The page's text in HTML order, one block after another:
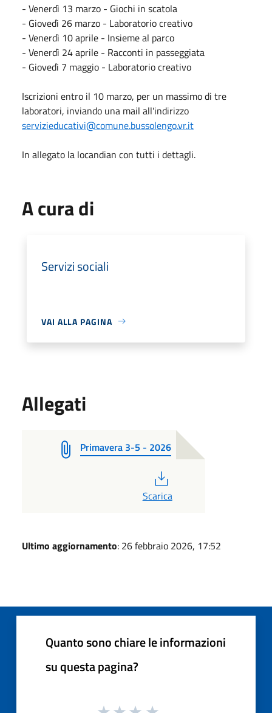
- Venerdì 13 marzo - Giochi in scatola
- Giovedì 26 marzo - Laboratorio creativo
- Venerdì 10 aprile - Insieme al parco
- Venerdì 24 aprile - Racconti in passeggiata
- Giovedì 7 maggio - Laboratorio creativo
Iscrizioni entro il 10 marzo, per un massimo di tre
laboratori, inviando una mail all'indirizzo
servizieducativi@comune.bussolengo.vr.it
In allegato la locandian con tutti i dettagli.
A cura di
Servizi sociali
VAI ALLA PAGINA
Allegati
Primavera 3-5 - 2026
Scarica
Ultimo aggiornamento: 26 febbraio 2026, 17:52
Quanto sono chiare le informazioni
su questa pagina?